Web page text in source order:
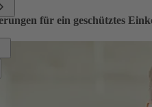
für ein geschütztes